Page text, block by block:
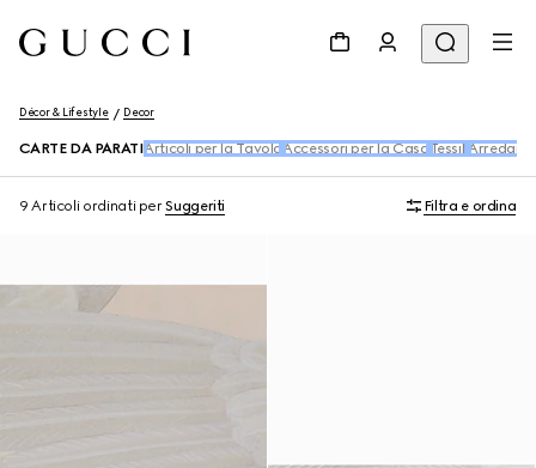
Décor & Lifestyle Decor
CARTE DA PARATI Articoli per la Tavola Accessori per la Casa Tessili
9 Articoli ordinati perSuggeriti Filtra e ordina